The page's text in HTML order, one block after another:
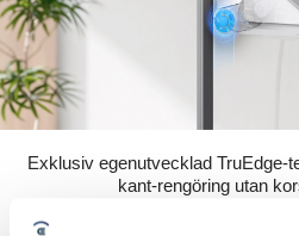
Exklusiv egenutvecklad TruEdge-
kant-rengöring utan
När WINBOT närmar sig kanterna sänker